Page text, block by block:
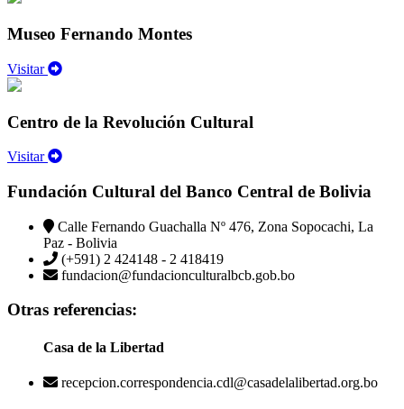
Museo Fernando Montes
Visitar
Centro de la Revolución Cultural
Visitar
Fundación Cultural del Banco Central de Bolivia
Calle Fernando Guachalla Nº 476, Zona Sopocachi, La
Paz - Bolivia
(+591) 2 424148 - 2 418419
fundacion@fundacionculturalbcb.gob.bo
Otras referencias:
Casa de la Libertad
recepcion.correspondencia.cdl@casadelalibertad.org.bo